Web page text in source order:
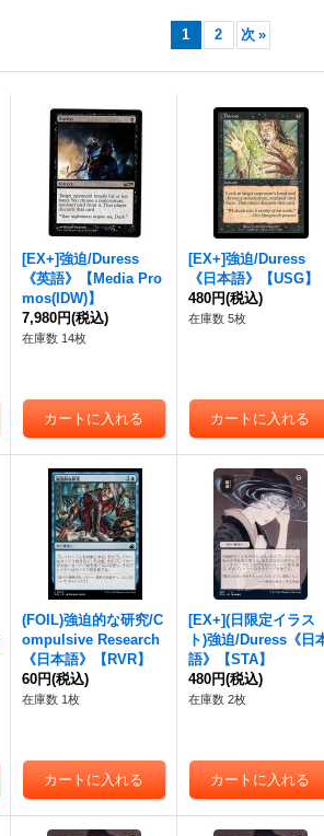
1 2 次 »
[EX+]強迫/Duress
《英語》【Media Pro
mos(IDW)】
7,980円(税込)
在庫数 14枚
[EX+]強迫/Duress
《日本語》【USG】
480円(税込)
在庫数 5枚
(FOIL)強迫的な研究/C
ompulsive Research
《日本語》【RVR】
60円(税込)
在庫数 1枚
[EX+](日限定イラス
ト)強迫/Duress《日
語》【STA】
480円(税込)
在庫数 2枚